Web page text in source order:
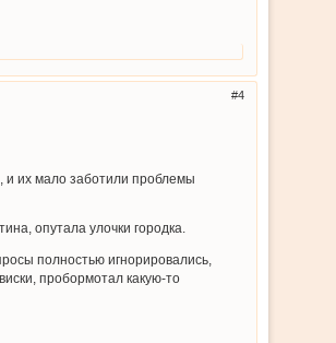
4
и их мало заботили проблемы
опутала улочки городка.
полностью игнорировались,
пробормотал какую-то